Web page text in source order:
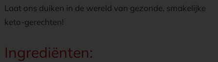
Laat ons duiken in de wereld van gezonde, smakelijke
keto-gerechten!
Ingrediënten: